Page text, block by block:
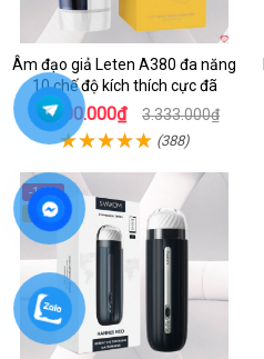
Âm đạo giả Leten A380 đa năng
10 chế độ kích thích cực đã
2.600.000₫ 3.333.000₫
(388)
-14%